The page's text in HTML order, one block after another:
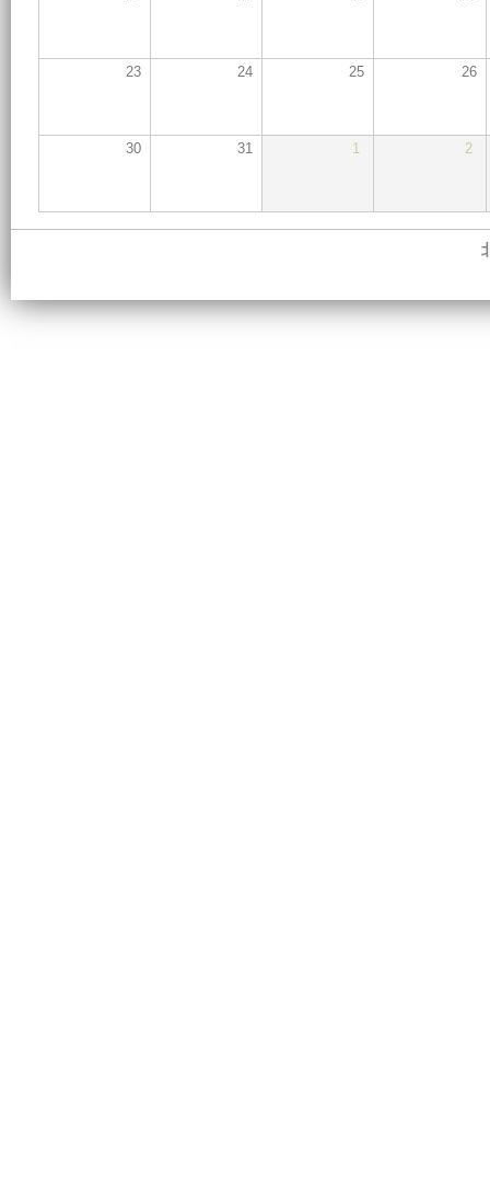
23 24 25 26
30 31 1 2